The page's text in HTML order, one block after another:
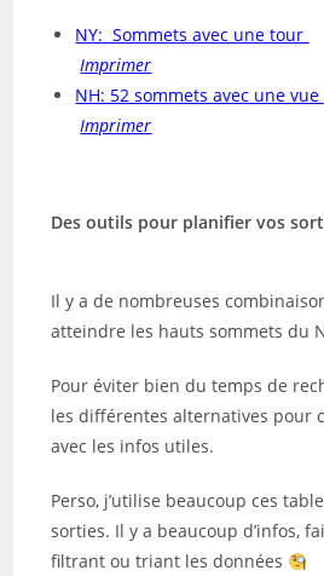
NY: Sommets avec une tour
Imprimer
NH: 52 sommets avec une vue
Imprimer
Des outils pour planifier vos
Il y a de nombreuses
atteindre les hauts sommets du
Pour éviter bien du temps de
les différentes alternatives pour
avec les infos utiles.
Perso, j’utilise beaucoup ces
sorties. Il y a beaucoup d’infos,
filtrant ou triant les données